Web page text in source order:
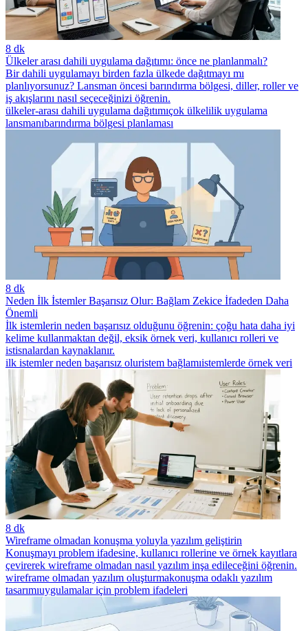
8 dk
Ülkeler arası dahili uygulama dağıtımı: önce ne planlanmalı?
Bir dahili uygulamayı birden fazla ülkede dağıtmayı mı
planlıyorsunuz? Lansman öncesi barındırma bölgesi, diller, roller ve
iş akışlarını nasıl seçeceğinizi öğrenin.
ülkeler-arası dahili uygulama dağıtımıçok ülkelilik uygulama
lansmanıbarındırma bölgesi planlaması
8 dk
Neden İlk İstemler Başarısız Olur: Bağlam Zekice İfadeden Daha
Önemli
İlk istemlerin neden başarısız olduğunu öğrenin: çoğu hata daha iyi
kelime kullanmaktan değil, eksik örnek veri, kullanıcı rolleri ve
istisnalardan kaynaklanır.
ilk istemler neden başarısız oluristem bağlamıistemlerde örnek veri
8 dk
Wireframe olmadan konuşma yoluyla yazılım geliştirin
Konuşmayı problem ifadesine, kullanıcı rollerine ve örnek kayıtlara
çevirerek wireframe olmadan nasıl yazılım inşa edileceğini öğrenin.
wireframe olmadan yazılım oluşturmakonuşma odaklı yazılım
tasarımıuygulamalar için problem ifadeleri